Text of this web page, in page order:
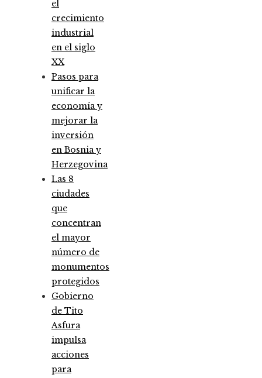
el
crecimiento
industrial
en el siglo
XX
Pasos para
unificar la
economía y
mejorar la
inversión
en Bosnia y
Herzegovina
Las 8
ciudades
que
concentran
el mayor
número de
monumentos
protegidos
Gobierno
de Tito
Asfura
impulsa
acciones
para